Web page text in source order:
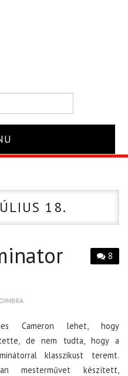
18.
8
Cameron lehet, hogy
de nem tudta, hogy a
klasszikust teremt.
mesterművet készített,